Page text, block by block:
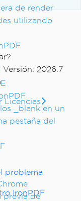
de render
utilizando
_blank en un
pestaña del
previa de
Versión: 2026.7
Licencias
problema
IronPDF